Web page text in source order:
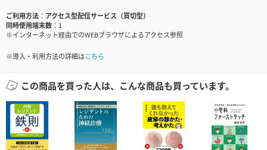
ご利用方法
アクセス型配信サービス（買切型）
同時使用端末数
1
※インターネット経由でのWEBブラウザによるアクセス参照
※導入・利用方法の詳細はこちら
この商品を買った人は、こんな商品も買っています。